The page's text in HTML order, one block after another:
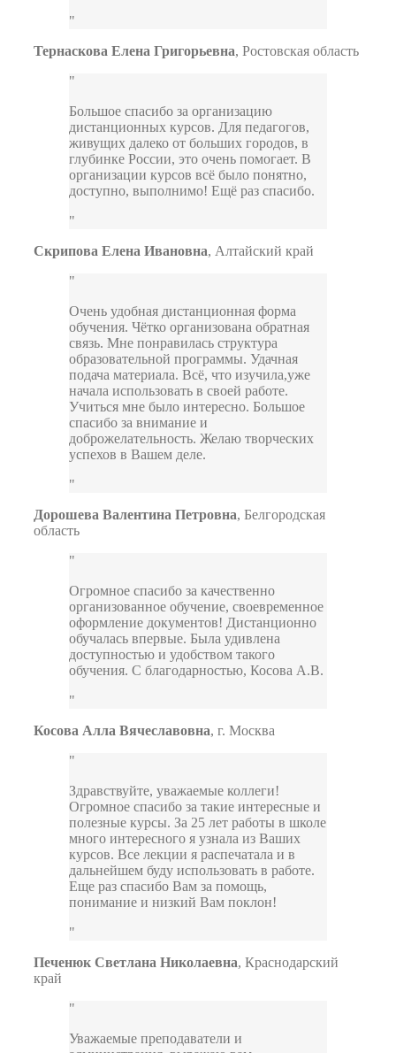
Тернаскова Елена Григорьевна, Ростовская область
Большое спасибо за организацию
дистанционных курсов. Для педагогов,
живущих далеко от больших городов, в
глубинке России, это очень помогает. В
организации курсов всё было понятно,
доступно, выполнимо! Ещё раз спасибо.
Скрипова Елена Ивановна, Алтайский край
Очень удобная дистанционная форма
обучения. Чётко организована обратная
связь. Мне понравилась структура
образовательной программы. Удачная
подача материала. Всё, что изучила,уже
начала использовать в своей работе.
Учиться мне было интересно. Большое
спасибо за внимание и
доброжелательность. Желаю творческих
успехов в Вашем деле.
Дорошева Валентина Петровна, Белгородская
область
Огромное спасибо за качественно
организованное обучение, своевременное
оформление документов! Дистанционно
обучалась впервые. Была удивлена
доступностью и удобством такого
обучения. С благодарностью, Косова А.В.
Косова Алла Вячеславовна, г. Москва
Здравствуйте, уважаемые коллеги!
Огромное спасибо за такие интересные и
полезные курсы. За 25 лет работы в школе
много интересного я узнала из Ваших
курсов. Все лекции я распечатала и в
дальнейшем буду использовать в работе.
Еще раз спасибо Вам за помощь,
понимание и низкий Вам поклон!
Печенюк Светлана Николаевна, Краснодарский
край
Уважаемые преподаватели и